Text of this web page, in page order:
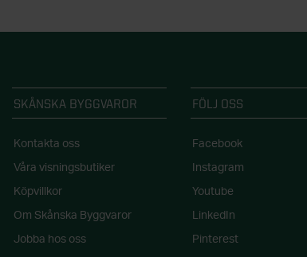
SKÅNSKA BYGGVAROR
Kontakta oss
Våra visningsbutiker
Köpvillkor
Om Skånska Byggvaror
Jobba hos oss
FÖLJ OSS
Facebook
Instagram
Youtube
LinkedIn
Pinterest